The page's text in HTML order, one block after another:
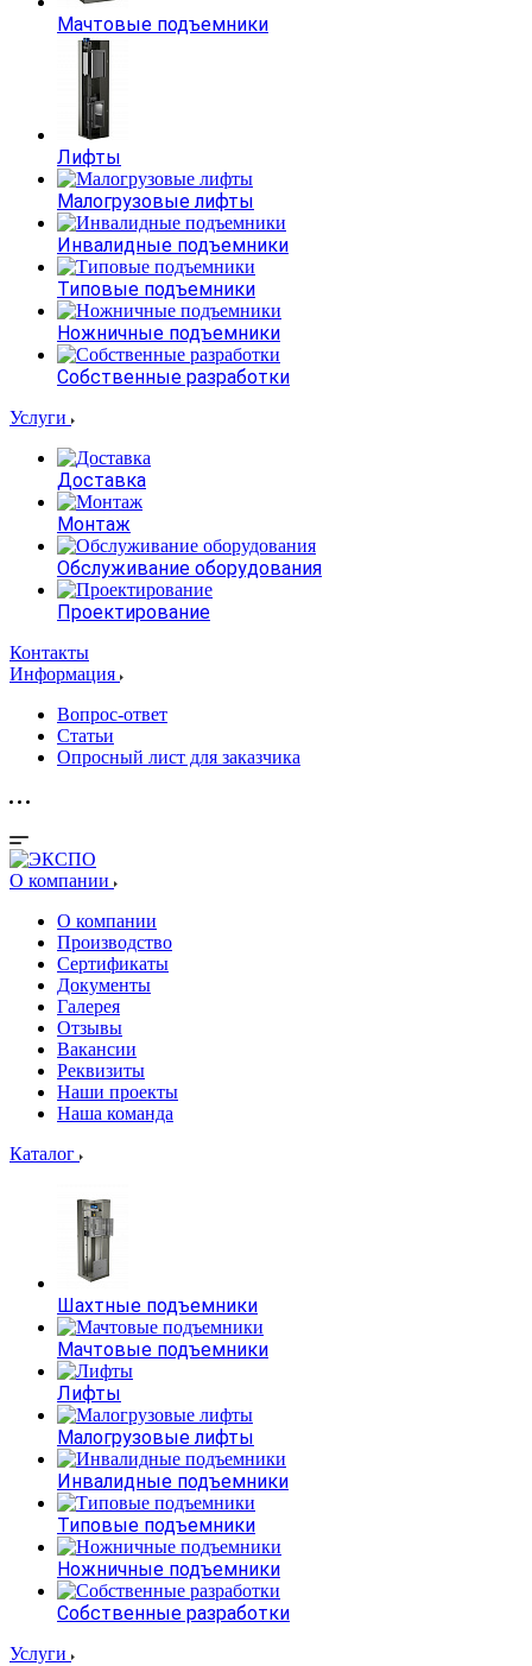
Мачтовые подъемники
Лифты
Малогрузовые лифты
Инвалидные подъемники
Типовые подъемники
Ножничные подъемники
Собственные разработки
Услуги
Доставка
Монтаж
Обслуживание оборудования
Проектирование
Контакты
Информация
Вопрос-ответ
Статьи
Опросный лист для заказчика
О компании
О компании
Производство
Сертификаты
Документы
Галерея
Отзывы
Вакансии
Реквизиты
Наши проекты
Наша команда
Каталог
Шахтные подъемники
Мачтовые подъемники
Лифты
Малогрузовые лифты
Инвалидные подъемники
Типовые подъемники
Ножничные подъемники
Собственные разработки
Услуги